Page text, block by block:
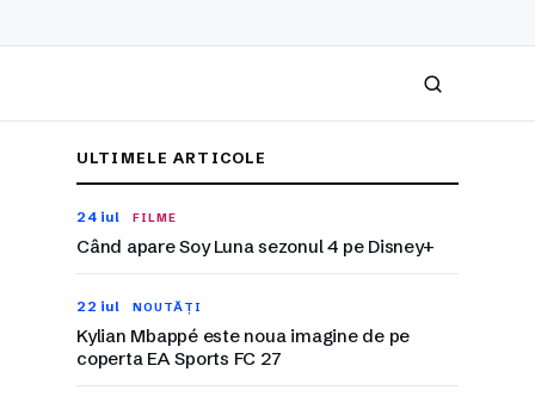
Caută
ULTIMELE ARTICOLE
24 iul FILME
Când apare Soy Luna sezonul 4 pe Disney+
22 iul NOUTĂȚI
Kylian Mbappé este noua imagine de pe
coperta EA Sports FC 27